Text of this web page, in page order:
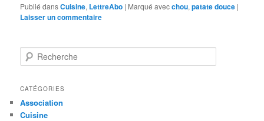
Publié dansCuisine, LettreAbo | Marqué avecchou,patate douce |
Laisser un commentaire
e
h
r
CATÉGORIES
Association
Cuisine